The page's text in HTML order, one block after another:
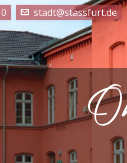
stadt@stassfurt.de